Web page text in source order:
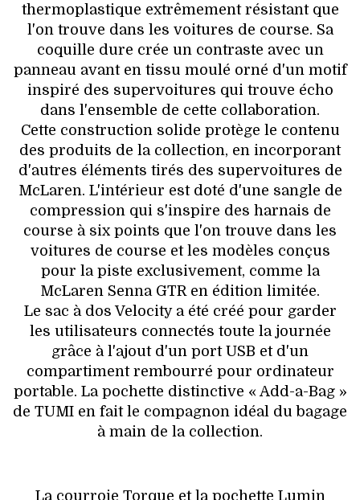
thermoplastique extrêmement résistant que
l'on trouve dans les voitures de course. Sa
coquille dure crée un contraste avec un
panneau avant en tissu moulé orné d'un motif
inspiré des supervoitures qui trouve écho
dans l'ensemble de cette collaboration.
Cette construction solide protège le contenu
des produits de la collection, en incorporant
d'autres éléments tirés des supervoitures de
McLaren. L'intérieur est doté d'une sangle de
compression qui s'inspire des harnais de
course à six points que l'on trouve dans les
voitures de course et les modèles conçus
pour la piste exclusivement, comme la
McLaren Senna GTR en édition limitée.
Le sac à dos Velocity a été créé pour garder
les utilisateurs connectés toute la journée
grâce à l'ajout d'un port USB et d'un
compartiment rembourré pour ordinateur
portable. La pochette distinctive « Add-a-Bag »
de TUMI en fait le compagnon idéal du bagage
à main de la collection.
La courroie Torque et la pochette Lumin